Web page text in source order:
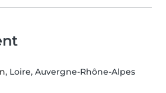
, Loire, Auvergne-Rhône-Alpes